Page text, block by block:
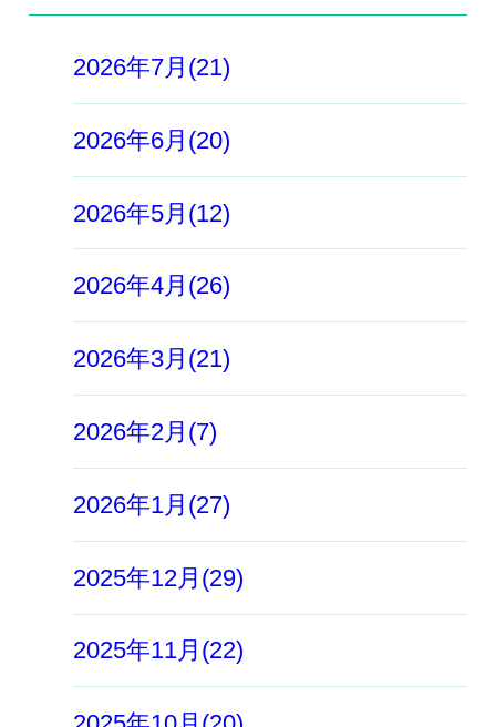
2026年7月(21)
2026年6月(20)
2026年5月(12)
2026年4月(26)
2026年3月(21)
2026年2月(7)
2026年1月(27)
2025年12月(29)
2025年11月(22)